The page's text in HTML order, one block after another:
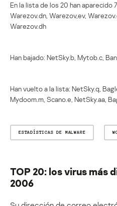
En la lista de los 20 han aparecido
Warezov.dn, Warezov,ev,
Warezov.dh
Han bajado: NetSky.b, Mytob.c,
Han vuelto a la lista: NetSky.q,
Mydoom.m, Scano.e, NetSky.aa,
ESTADÍSTICAS DE MALWARE
TOP 20: los virus más
2006